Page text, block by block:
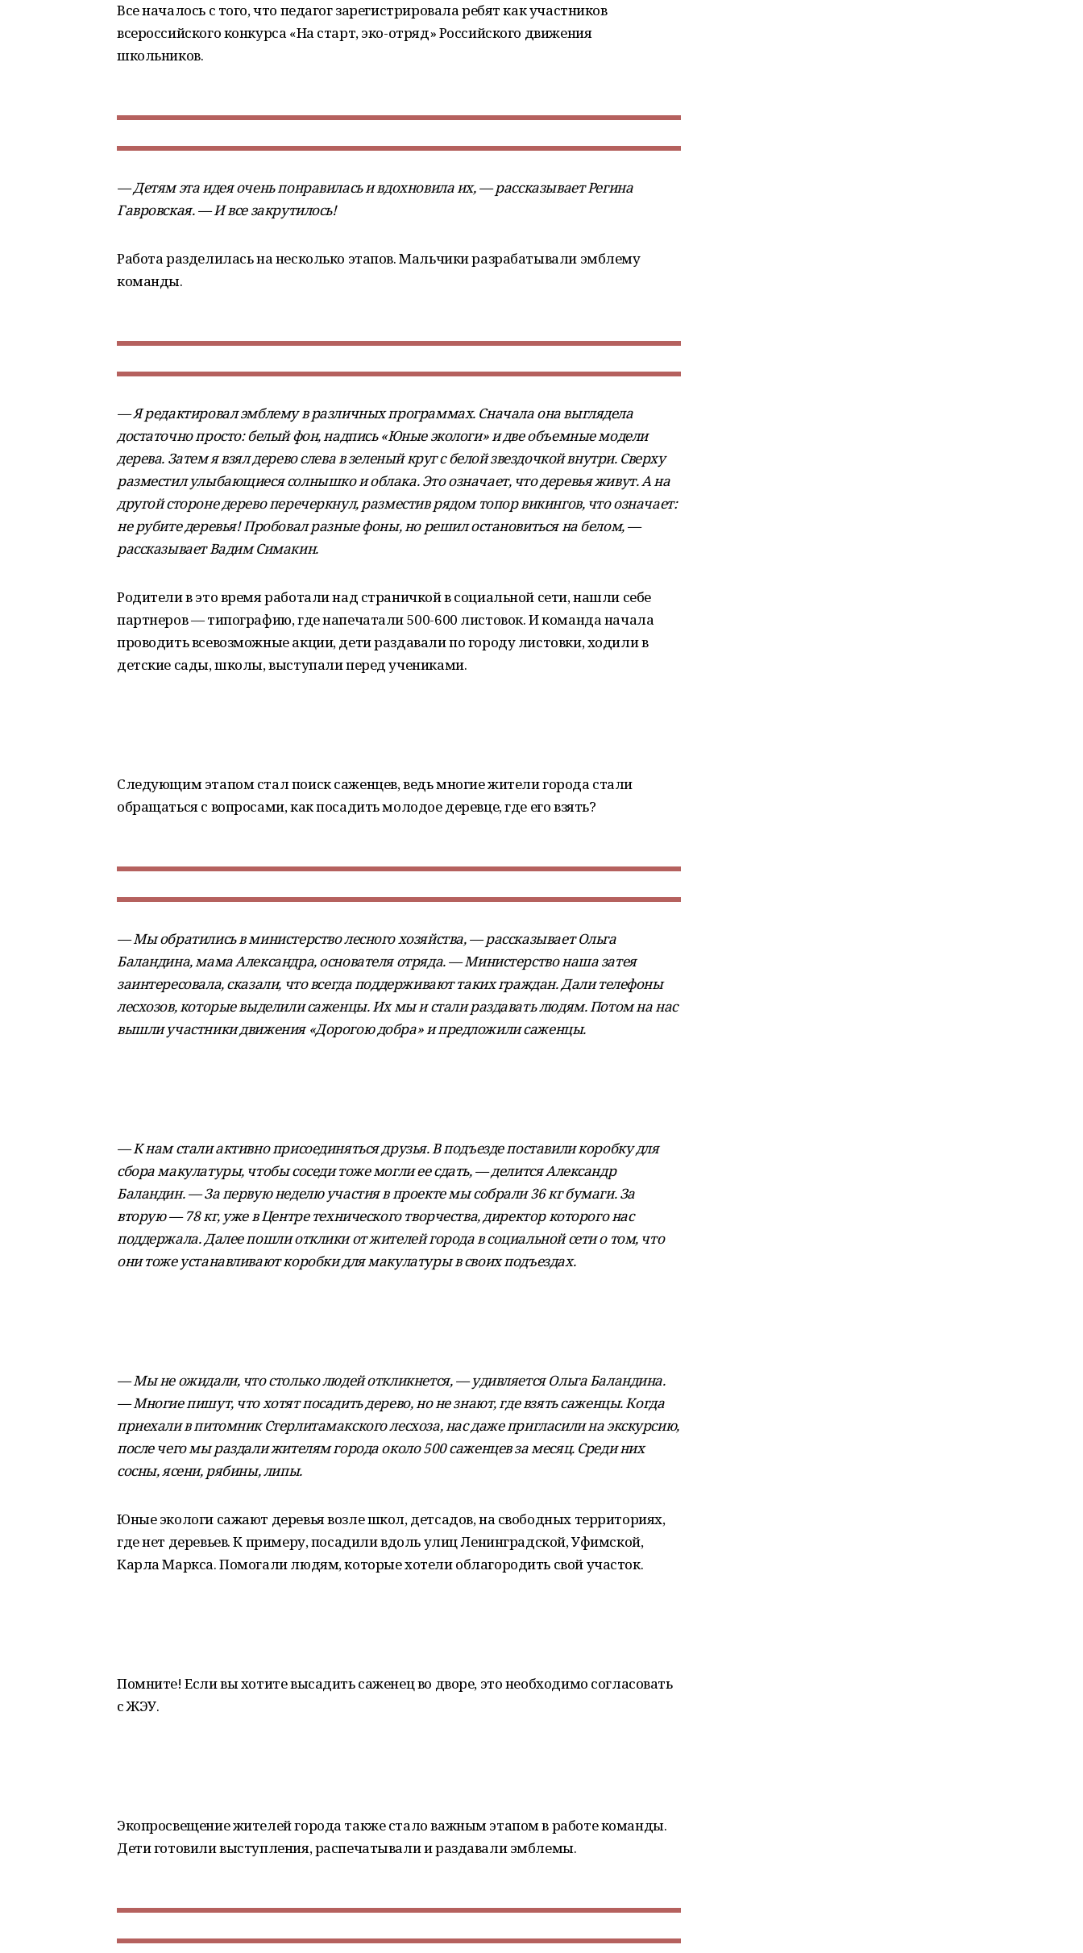
Все началось с того, что педагог зарегистрировала ребят как участников
всероссийского конкурса «На старт, эко-отряд» Российского движения
школьников.
— Детям эта идея очень понравилась и вдохновила их, — рассказывает Регина
Гавровская. — И все закрутилось!
Работа разделилась на несколько этапов. Мальчики разрабатывали эмблему
команды.
— Я редактировал эмблему в различных программах. Сначала она выглядела
достаточно просто: белый фон, надпись «Юные экологи» и две объемные модели
дерева. Затем я взял дерево слева в зеленый круг с белой звездочкой внутри. Сверху
разместил улыбающиеся солнышко и облака. Это означает, что деревья живут. А на
другой стороне дерево перечеркнул, разместив рядом топор викингов, что означает:
не рубите деревья! Пробовал разные фоны, но решил остановиться на белом, —
рассказывает Вадим Симакин.
Родители в это время работали над страничкой в социальной сети, нашли себе
партнеров — типографию, где напечатали 500-600 листовок. И команда начала
проводить всевозможные акции, дети раздавали по городу листовки, ходили в
детские сады, школы, выступали перед учениками.
Следующим этапом стал поиск саженцев, ведь многие жители города стали
обращаться с вопросами, как посадить молодое деревце, где его взять?
— Мы обратились в министерство лесного хозяйства, — рассказывает Ольга
Баландина, мама Александра, основателя отряда. — Министерство наша затея
заинтересовала, сказали, что всегда поддерживают таких граждан. Дали телефоны
лесхозов, которые выделили саженцы. Их мы и стали раздавать людям. Потом на нас
вышли участники движения «Дорогою добра» и предложили саженцы.
— К нам стали активно присоединяться друзья. В подъезде поставили коробку для
сбора макулатуры, чтобы соседи тоже могли ее сдать, — делится Александр
Баландин. — За первую неделю участия в проекте мы собрали 36 кг бумаги. За
вторую — 78 кг, уже в Центре технического творчества, директор которого нас
поддержала. Далее пошли отклики от жителей города в социальной сети о том, что
они тоже устанавливают коробки для макулатуры в своих подъездах.
— Мы не ожидали, что столько людей откликнется, — удивляется Ольга Баландина.
— Многие пишут, что хотят посадить дерево, но не знают, где взять саженцы. Когда
приехали в питомник Стерлитамакского лесхоза, нас даже пригласили на экскурсию,
после чего мы раздали жителям города около 500 саженцев за месяц. Среди них
сосны, ясени, рябины, липы.
Юные экологи сажают деревья возле школ, детсадов, на свободных территориях,
где нет деревьев. К примеру, посадили вдоль улиц Ленинградской, Уфимской,
Карла Маркса. Помогали людям, которые хотели облагородить свой участок.
Помните! Если вы хотите высадить саженец во дворе, это необходимо согласовать
с ЖЭУ.
Экопросвещение жителей города также стало важным этапом в работе команды.
Дети готовили выступления, распечатывали и раздавали эмблемы.